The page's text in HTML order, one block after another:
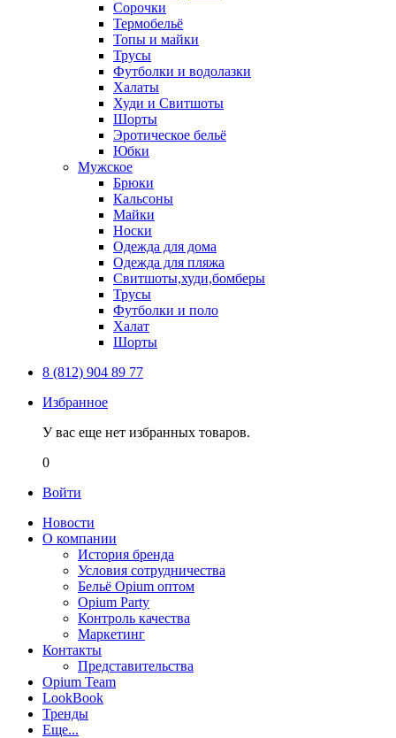
Сорочки
Термобельё
Топы и майки
Трусы
Футболки и водолазки
Халаты
Худи и Свитшоты
Шорты
Эротическое бельё
Юбки
Мужское
Брюки
Кальсоны
Майки
Носки
Одежда для дома
Одежда для пляжа
Свитшоты,худи,бомберы
Трусы
Футболки и поло
Халат
Шорты
8 (812) 904 89 77
Избранное
У вас еще нет избранных товаров.
0
Войти
Новости
О компании
История бренда
Условия сотрудничества
Бельё Opium оптом
Opium Party
Контроль качества
Маркетинг
Контакты
Представительства
Opium Team
LookBook
Тренды
Еще...